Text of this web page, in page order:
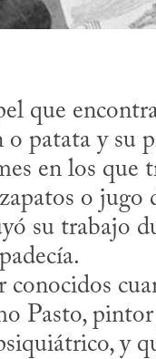
que
o patata y su
en los que
o jugo
su trabajo
Pasto,
y